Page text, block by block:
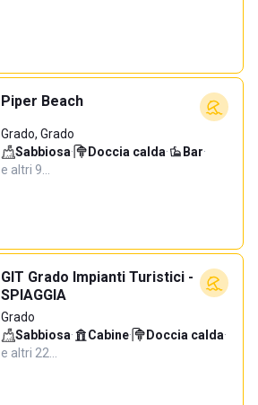
Piper Beach
Grado, Grado
Sabbiosa· Doccia calda· Bar·
e altri 9…
GIT Grado Impianti Turistici -
SPIAGGIA
Grado
Sabbiosa· Cabine· Doccia calda·
e altri 22…